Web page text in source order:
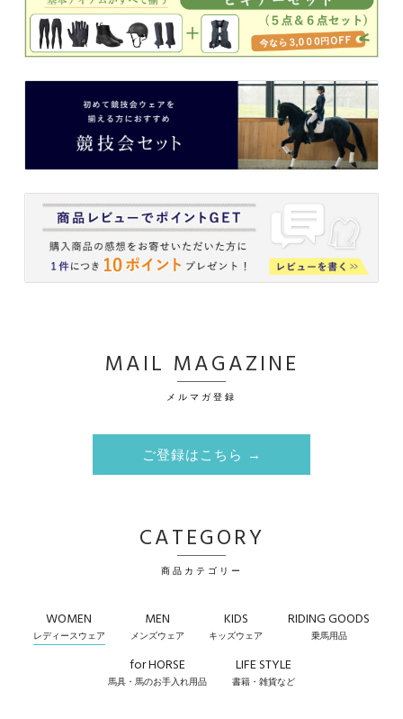
MAIL MAGAZINE
メルマガ登録
ご登録はこちら →
CATEGORY
商品カテゴリー
WOMEN
レディースウェア
MEN
メンズウェア
KIDS
キッズウェア
RIDING GOODS
乗馬用品
for HORSE
馬具・馬のお手入れ用品
LIFE STYLE
書籍・雑貨など